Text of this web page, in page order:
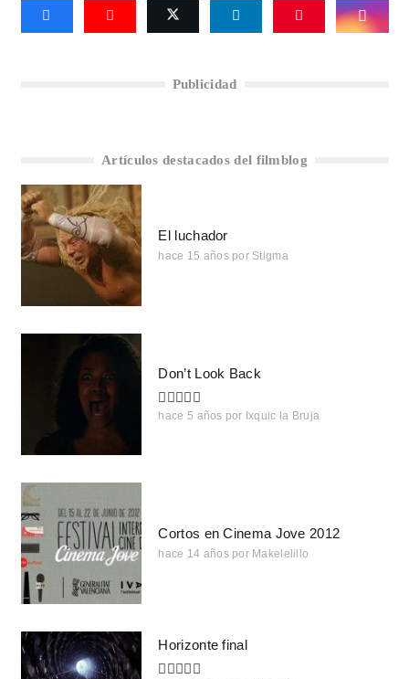
Publicidad
Artículos destacados del filmblog
El luchador
hace 15 años por Stigma
Don’t Look Back
hace 5 años por Ixquic la Bruja
Cortos en Cinema Jove 2012
hace 14 años por Makelelillo
Horizonte final